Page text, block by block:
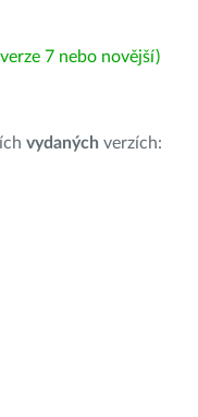
7 nebo novější)
vydaných verzích: